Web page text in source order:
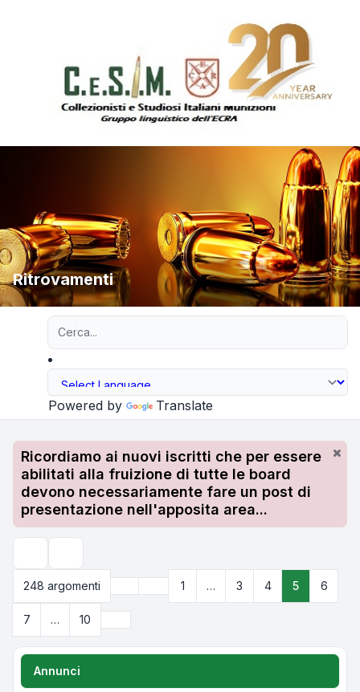
Ritrovamenti
Powered by Translate
Ricordiamo ai nuovi iscritti che per essere
abilitati alla fruizione di tutte le board
devono necessariamente fare un post di
presentazione nell'apposita area...
248 argomenti
Pagina5di 10
Precedente
1 … 3 4 5 6
7 … 10
Annunci